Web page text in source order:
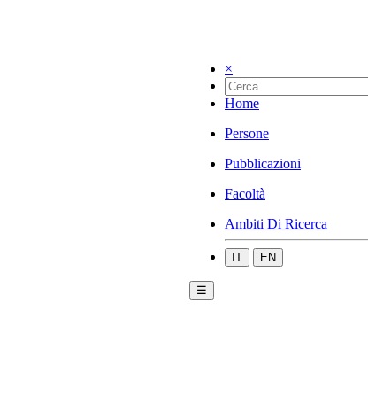
×
Home
Persone
Pubblicazioni
Facoltà
Ambiti Di Ricerca
IT EN
☰